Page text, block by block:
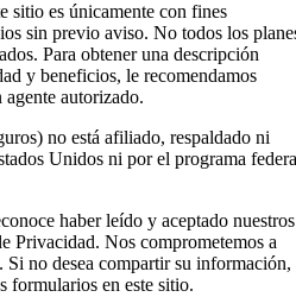
sitio es únicamente con fines
sin previo aviso. No todos los
Para obtener una descripción
y beneficios, le recomendamos
autorizado.
no está afiliado, respaldado ni
Unidos ni por el programa
haber leído y aceptado nuestros
Privacidad. Nos comprometemos a
no desea compartir su información,
formularios en este sitio.